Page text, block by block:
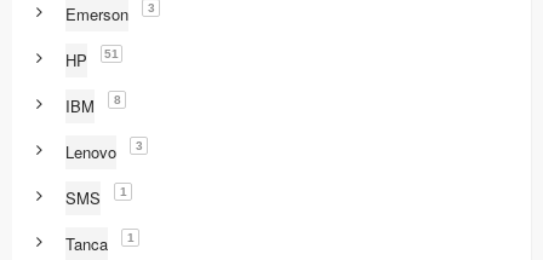
Emerson 3
HP 51
IBM 8
Lenovo 3
SMS 1
Tanca 1